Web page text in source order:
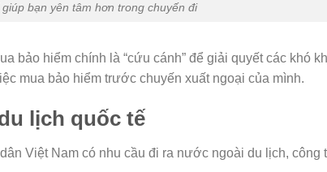
bạn yên tâm hơn trong chuyến đi
hiểm chính là “cứu cánh” để giải quyết các khó
mua bảo hiểm trước chuyến xuất ngoại của mình.
lịch quốc tế
Việt Nam có nhu cầu đi ra nước ngoài du lịch, công